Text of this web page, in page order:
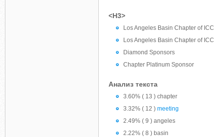
<H3>
Los Angeles Basin Chapter of ICC
Los Angeles Basin Chapter of ICC
Diamond Sponsors
Chapter Platinum Sponsor
Анализ текста
3.60% ( 13 ) chapter
3.32% ( 12 ) meeting
2.49% ( 9 ) angeles
2.22% ( 8 ) basin